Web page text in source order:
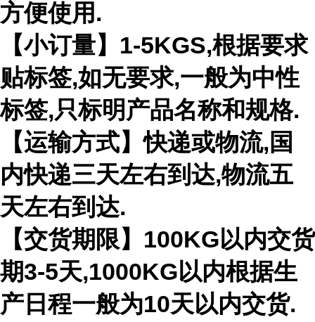
方便使用.
【小订量】1-5KGS,根据要求
贴标签,如无要求,一般为中性
标签,只标明产品名称和规格.
【运输方式】快递或物流,国
内快递三天左右到达,物流五
天左右到达.
【交货期限】100KG以内交货
期3-5天,1000KG以内根据生
产日程一般为10天以内交货.